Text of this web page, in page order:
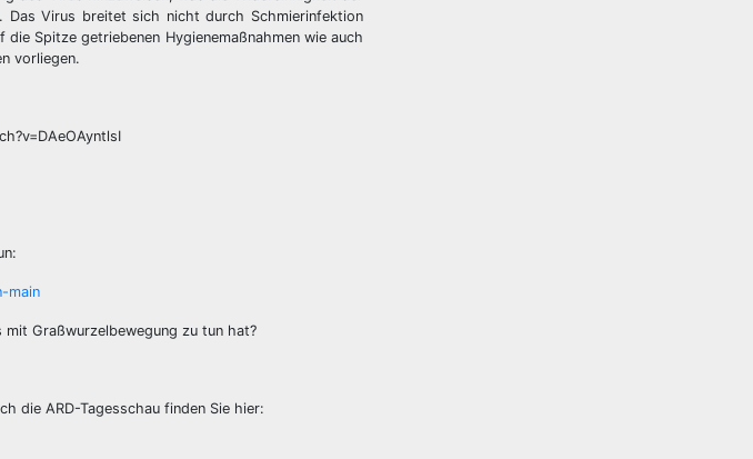
Das Virus breitet sich nicht durch Schmierinfektion
Spitze getriebenen Hygienemaßnahmen wie auch
vorliegen.
main
Graßwurzelbewegung zu tun hat?
die ARD-Tagesschau finden Sie hier: